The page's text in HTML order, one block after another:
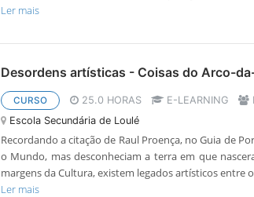
Ler mais
Desordens artísticas - Coisas do Arco-
CURSO 25.0 HORAS E-LEARNING
Escola Secundária de Loulé
Recordando a citação de Raul Proença, no Guia de
o Mundo, mas desconheciam a terra em que
margens da Cultura, existem legados artísticos entre
Ler mais